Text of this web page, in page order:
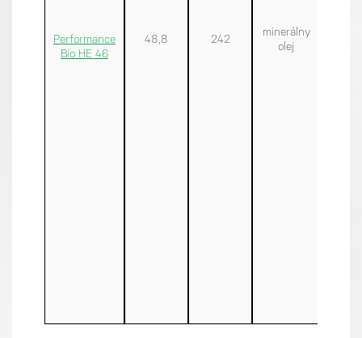
Performance
Bio HE 46
48,8 242
minerálny
olej